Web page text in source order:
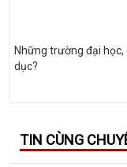
Những trường đại
dục?
TIN CÙNG